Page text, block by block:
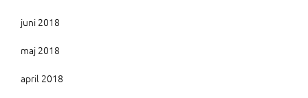
juni 2018
maj 2018
april 2018